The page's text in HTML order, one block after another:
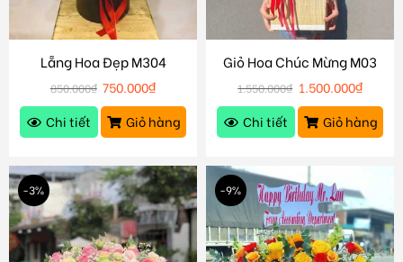
Lẵng Hoa Đẹp M304
850.000₫ 750.000₫
Chi tiết
Giỏ hàng
Giỏ Hoa Chúc Mừng M03
1.550.000₫ 1.500.000₫
Chi tiết
Giỏ hàng
-3% -9%